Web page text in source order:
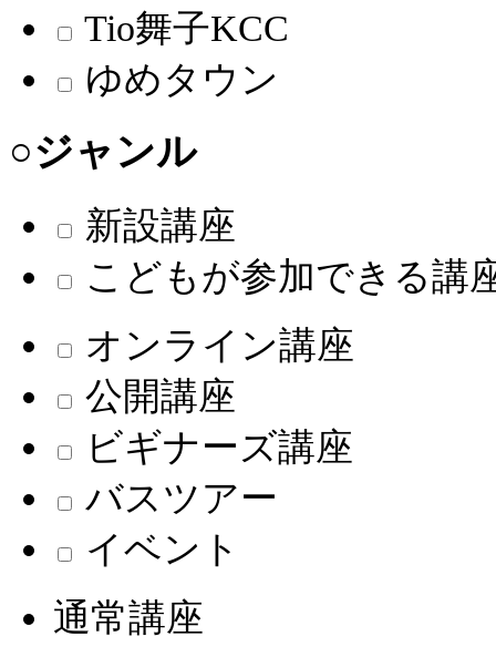
Tio舞子KCC
ゆめタウン
○ジャンル
新設講座
こどもが参加できる講
オンライン講座
公開講座
ビギナーズ講座
バスツアー
イベント
通常講座